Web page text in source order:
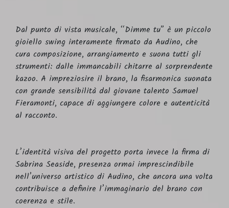
Dal punto di vista musicale, “Dimme tu” è un piccolo
gioiello swing interamente firmato da Audino, che
cura composizione, arrangiamento e suona tutti gli
strumenti: dalle immancabili chitarre al sorprendente
kazoo. A impreziosire il brano, la fisarmonica suonata
con grande sensibilità dal giovane talento Samuel
Fieramonti, capace di aggiungere colore e autenticità
al racconto.
L’identità visiva del progetto porta invece la firma di
Sabrina Seaside, presenza ormai imprescindibile
nell’universo artistico di Audino, che ancora una volta
contribuisce a definire l’immaginario del brano con
coerenza e stile.